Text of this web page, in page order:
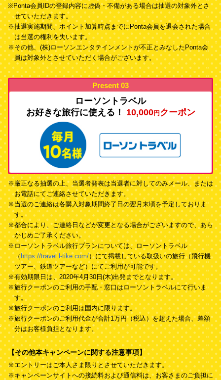
※Ponta会員IDの登録内容に虚偽・不備がある場合は抽選の対象外とさ
せていただきます。
※抽選実施期間、ポイント加算時点までにPonta会員を退会された場合
は当選の権利を失います。
※その他、(株)ローソンエンタテインメントが不正とみなしたPonta会
員は対象外とさせていただく場合がございます。
Present 03
ローソントラベル
お好きな旅行に使える！ 10,000円 クーポン
※厳正なる抽選の上、当選者発表は当選者に対してのみメール、または
お電話にてご連絡させていただきます。
※当選のご連絡は各購入対象期間終了日の翌月末頃を予定しておりま
す。
※都合により、ご連絡日などが変更となる場合がございますので、あら
かじめご了承ください。
※ローソントラベル旅行プランについては、ローソントラベル
（https://travel.l-tike.com/）にて掲載している取扱いの旅行（飛行機
ツアー、鉄道ツアーなど）にてご利用が可能です。
※有効期限日は、2020年4月30日(木)出発までとなります。
※旅行クーポンのご利用の手配・窓口はローソントラベルにて行いま
す。
※旅行クーポンのご利用は国内に限ります。
※旅行クーポンのご利用代金が合計1万円（税込）を超えた場合、差額
分はお客様負担となります。
【その他本キャンペーンに関する注意事項】
※エントリーはご本人さま限りとさせていただきます。
※キャンペーンサイトへの接続料および通信料は、お客さまのご負担に